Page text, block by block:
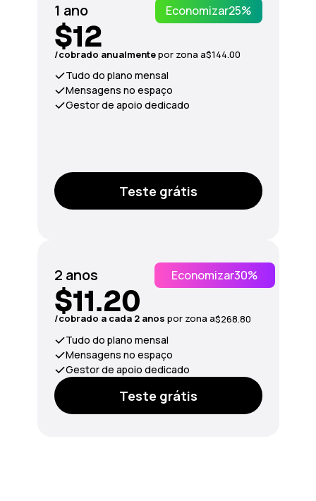
1 ano Economizar25%
$12
/сobrado anualmentepor zona a$144.00
Tudo do plano mensal
Mensagens no espaço
Gestor de apoio dedicado
Teste grátis
2 anos Economizar30%
$11.20
/сobrado a cada 2 anos por zona a$268.80
Tudo do plano mensal
Mensagens no espaço
Gestor de apoio dedicado
Teste grátis